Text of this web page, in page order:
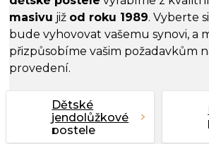
masivu již od roku 1989. Vyberte
bude vyhovovat vašemu synovi, a
přizpůsobíme vašim požadavkům
provedení.
Dětské
jendolůžkové
postele